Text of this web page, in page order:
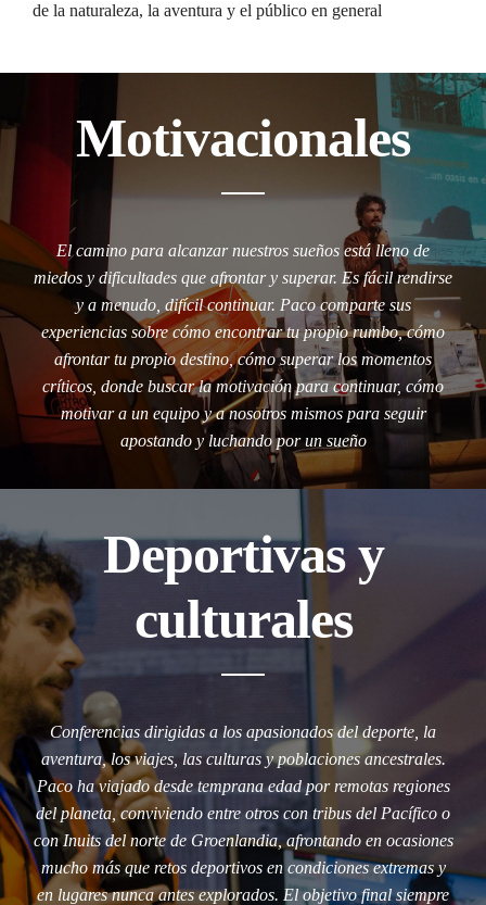
de la naturaleza, la aventura y el público en general
Motivacionales
El camino para alcanzar nuestros sueños está lleno de
miedos y dificultades que afrontar y superar. Es fácil rendirse
y a menudo, difícil continuar. Paco comparte sus
experiencias sobre cómo encontrar tu propio rumbo, cómo
afrontar tu propio destino, cómo superar los momentos
críticos, donde buscar la motivación para continuar, cómo
motivar a un equipo y a nosotros mismos para seguir
apostando y luchando por un sueño
Deportivas y
culturales
Conferencias dirigidas a los apasionados del deporte, la
aventura, los viajes, las culturas y poblaciones ancestrales.
Paco ha viajado desde temprana edad por remotas regiones
del planeta, conviviendo entre otros con tribus del Pacífico o
con Inuits del norte de Groenlandia, afrontando en ocasiones
mucho más que retos deportivos en condiciones extremas y
en lugares nunca antes explorados. El objetivo final siempre